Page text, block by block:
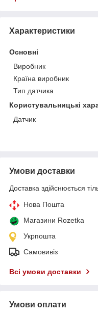
Характеристики
Основні
Виробник
Країна виробник
Тип датчика
Користувальницькі
Датчик
Умови доставки
Доставка здійснюється
Нова Пошта
Магазини Rozetka
Укрпошта
Самовивіз
Всі умови доставки
Умови оплати